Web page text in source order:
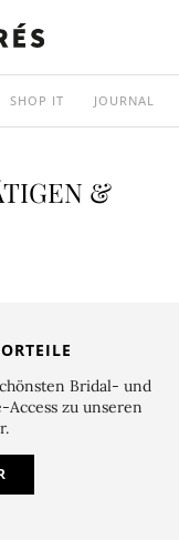
SHOP IT JOURNAL
&
Bridal- und
zu unseren